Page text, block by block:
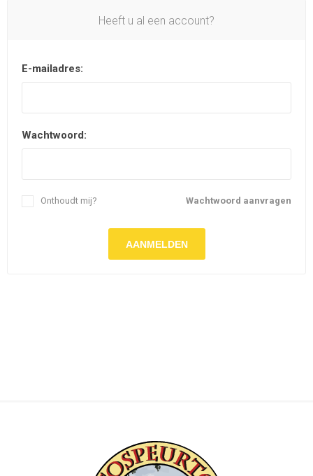
Heeft u al een account?
E-mailadres:
Wachtwoord:
Wachtwoord aanvragen
Onthoudt mij?
AANMELDEN